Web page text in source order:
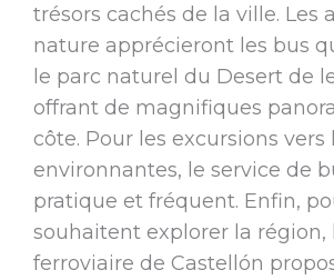
trésors cachés de la ville. Les
nature apprécieront les bus
le parc naturel du Desert de
offrant de magnifiques
côte. Pour les excursions vers
environnantes, le service de
pratique et fréquent. Enfin,
souhaitent explorer la région,
ferroviaire de Castellón